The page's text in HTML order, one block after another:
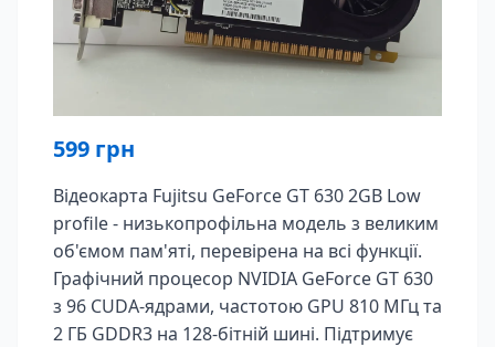
599 грн
Відеокарта Fujitsu GeForce GT 630 2GB Low
profile - низькопрофільна модель з великим
об'ємом пам'яті, перевірена на всі функції.
Графічний процесор NVIDIA GeForce GT 630
з 96 CUDA-ядрами, частотою GPU 810 МГц та
2 ГБ GDDR3 на 128-бітній шині. Підтримує